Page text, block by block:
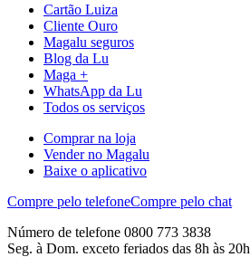
Cartão Luiza
Cliente Ouro
Magalu seguros
Blog da Lu
Maga +
WhatsApp da Lu
Todos os serviços
Comprar na loja
Vender no Magalu
Baixe o aplicativo
Compre pelo telefoneCompre pelo chat
Número de telefone 0800 773 3838
Seg. à Dom. exceto feriados das 8h às 20h